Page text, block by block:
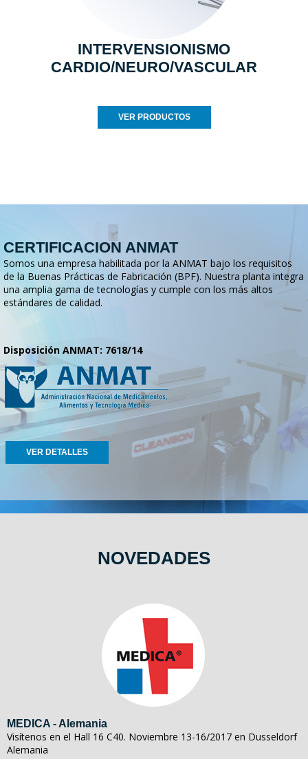
INTERVENSIONISMO
CARDIO/NEURO/VASCULAR
VER PRODUCTOS
CERTIFICACION ANMAT
Somos una empresa habilitada por la ANMAT bajo los requisitos
de la Buenas Prácticas de Fabricación (BPF). Nuestra planta integra
una amplia gama de tecnologías y cumple con los más altos
estándares de calidad.
Disposición ANMAT: 7618/14
VER DETALLES
NOVEDADES
MEDICA - Alemania
Visítenos en el Hall 16 C40. Noviembre 13-16/2017 en Dusseldorf
Alemania